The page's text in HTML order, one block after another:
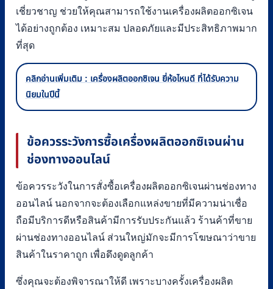
เชี่ยวชาญ ช่วยให้คุณสามารถใช้งานเครื่องผลิตออกซิเจน
ได้อย่างถูกต้อง เหมาะสม ปลอดภัยและมีประสิทธิภาพมาก
ที่สุด
คลิกอ่านเพิ่มเติม : เครื่องผลิตออกซิเจน ยี่ห้อไหนดี ที่ได้รับความ
นิยมในปีนี้
ข้อควรระวังการซื้อเครื่องผลิตออกซิเจนผ่าน
ช่องทางออนไลน์
ข้อควรระวังในการสั่งซื้อเครื่องผลิตออกซิเจนผ่านช่องทาง
ออนไลน์ นอกจากจะต้องเลือกแหล่งขายที่มีความน่าเชื่อ
ถือมีบริการดีหรือสินค้ามีการรับประกันแล้ว ร้านค้าที่ขาย
ผ่านช่องทางออนไลน์ ส่วนใหญ่มักจะมีการโฆษณาว่าขาย
สินค้าในราคาถูก เพื่อดึงดูดลูกค้า
ซึ่งคุณจะต้องพิจารณาให้ดี เพราะบางครั้งเครื่องผลิต